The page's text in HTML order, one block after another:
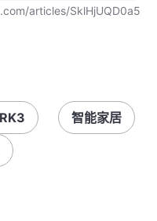
articles/SklHjUQD0a5
智能家居